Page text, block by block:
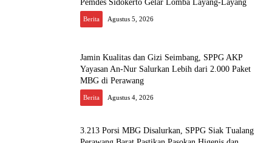
Pemdes Sidokerto Gelar Lomba Layang-Layang
Berita Agustus 5, 2026
Jamin Kualitas dan Gizi Seimbang, SPPG AKP
Yayasan An-Nur Salurkan Lebih dari 2.000 Paket
MBG di Perawang
Berita Agustus 4, 2026
3.213 Porsi MBG Disalurkan, SPPG Siak Tualang